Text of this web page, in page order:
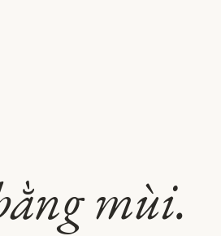
mùi.